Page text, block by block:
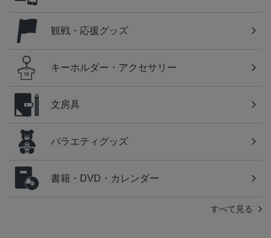
観戦・応援グッズ
キーホルダー・アクセサリー
文房具
バラエティグッズ
書籍・DVD・カレンダー
すべて見る